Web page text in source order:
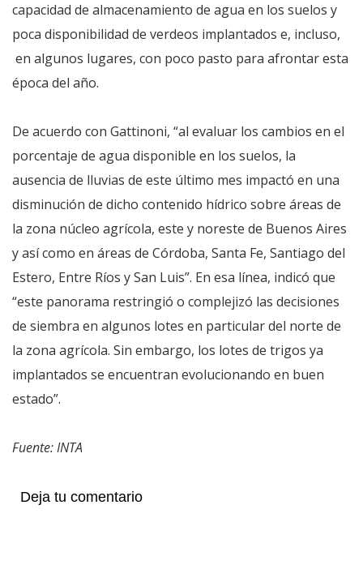
capacidad de almacenamiento de agua en los suelos y
poca disponibilidad de verdeos implantados e, incluso,
en algunos lugares, con poco pasto para afrontar esta
época del año.
De acuerdo con Gattinoni, “al evaluar los cambios en el
porcentaje de agua disponible en los suelos, la
ausencia de lluvias de este último mes impactó en una
disminución de dicho contenido hídrico sobre áreas de
la zona núcleo agrícola, este y noreste de Buenos Aires
y así como en áreas de Córdoba, Santa Fe, Santiago del
Estero, Entre Ríos y San Luis”. En esa línea, indicó que
“este panorama restringió o complejizó las decisiones
de siembra en algunos lotes en particular del norte de
la zona agrícola. Sin embargo, los lotes de trigos ya
implantados se encuentran evolucionando en buen
estado”.
Fuente: INTA
Deja tu comentario